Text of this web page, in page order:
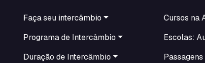
Faça seu intercâmbio
Programa de Intercâmbio
Duração de Intercâmbio
Cursos na
Escolas:
Passagens